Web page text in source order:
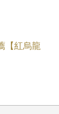
【紅烏龍